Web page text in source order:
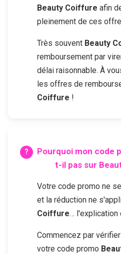
Beauty Coiffure afin
pleinement de ces
Très souvent Beauty
remboursement par
délai raisonnable. À
les offres de
Coiffure !
Pourquoi mon code
t-il pas sur
Votre code promo ne
et la réduction ne
Coiffure… l'explication
Commencez par
votre code promo